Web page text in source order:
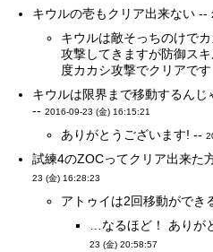
キウルの壱もクリア出来ない --
キウルは敵そっちのけで
攻撃してきますが防御ス
度カカシ攻撃でクリア
キウルは限界まで移動するん
--2016-09-23 (金) 16:15:21
ありがとうございます! --
試練4のZOCってクリア出来た
23 (金) 16:28:23
アトゥイは2回移動ができ
…なるほど！ あり
23 (金) 20:58:57